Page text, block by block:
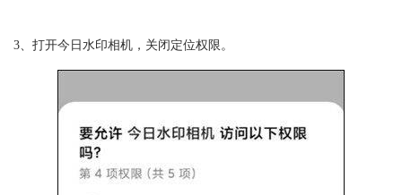
3、打开今日水印相机，关闭定位权限。